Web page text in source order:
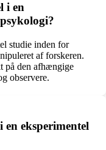
i en
studie inden for
af forskeren.
på den afhængige
observere.
eksperimentel